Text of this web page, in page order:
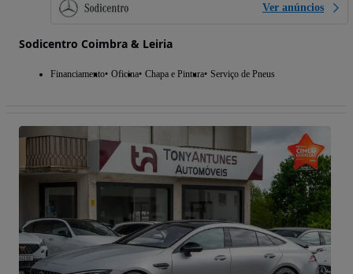
Ver anúncios
Sodicentro Coimbra & Leiria
Financiamento Oficina Chapa e Pintura Serviço de Pneus